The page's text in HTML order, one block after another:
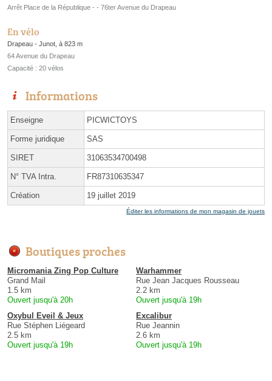
Arrêt Place de la République - - 76ter Avenue du Drapeau
En vélo
Drapeau - Junot, à 823 m
64 Avenue du Drapeau
Capacité : 20 vélos
Informations
Enseigne PICWICTOYS
Forme juridique SAS
SIRET 31063534700498
N° TVA Intra. FR87310635347
Création 19 juillet 2019
Éditer les informations de mon magasin de jouets
Boutiques proches
Micromania Zing Pop Culture
Grand Mail
1.5 km
Ouvert jusqu'à 20h
Warhammer
Rue Jean Jacques Rousseau
2.2 km
Ouvert jusqu'à 19h
Oxybul Eveil & Jeux
Rue Stéphen Liégeard
2.5 km
Ouvert jusqu'à 19h
Excalibur
Rue Jeannin
2.6 km
Ouvert jusqu'à 19h